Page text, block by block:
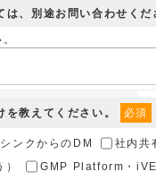
は、別途お問い合わせくだ
を教えてください。 必須
ンクからのDM
社内共
GMP Platform・